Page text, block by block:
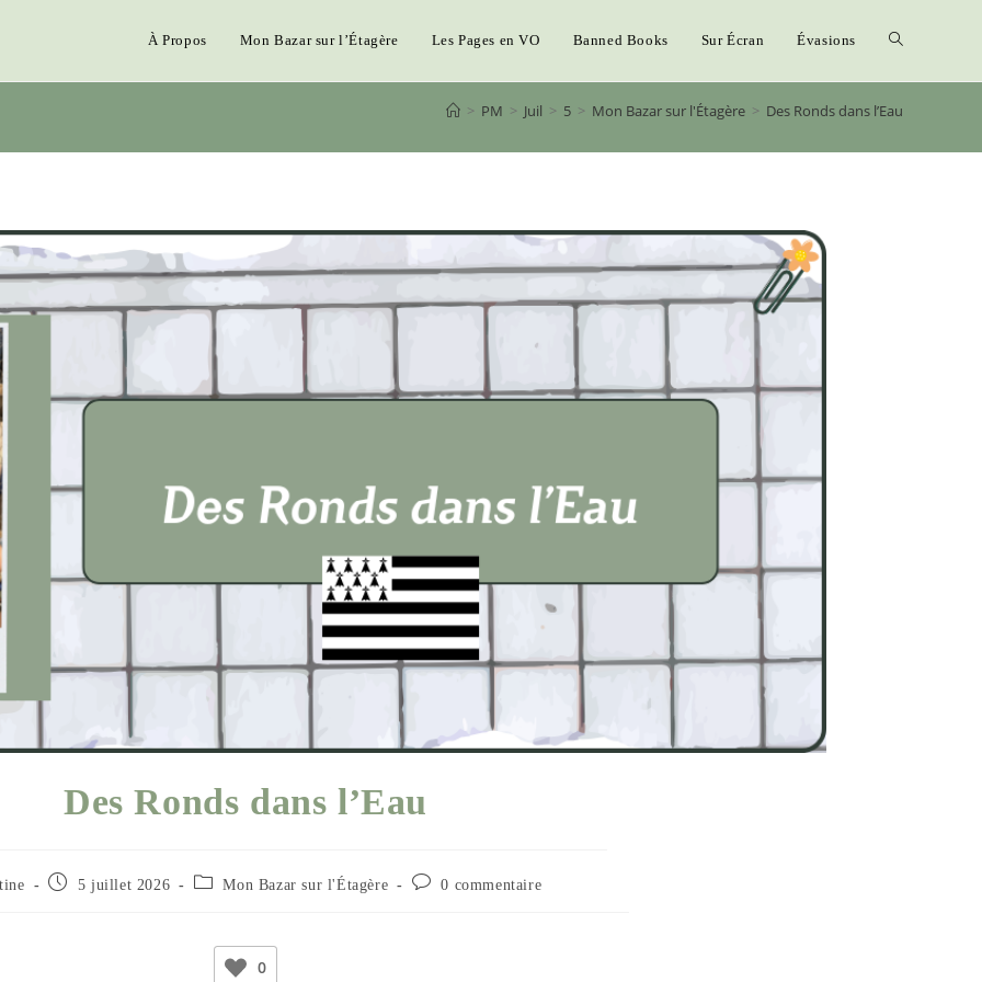
À Propos Mon Bazar sur l’Étagère Les Pages en VO Banned Books Sur Écran Évasions
> PM > Juil > 5 > Mon Bazar sur l'Étagère > Des Ronds dans l’Eau
Des Ronds dans l’Eau
5 juillet 2026 Mon Bazar sur l'Étagère 0 commentaire
0